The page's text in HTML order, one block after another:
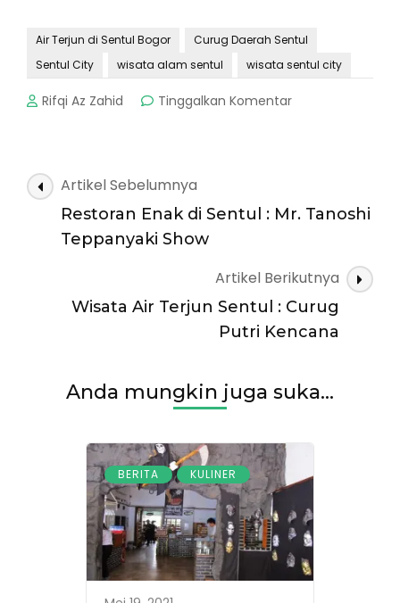
Air Terjun di Sentul Bogor
Curug Daerah Sentul
Sentul City
wisata alam sentul wisata sentul city
Rifqi Az Zahid Tinggalkan Komentarpada
Cantiknya
Navigasi
Artikel
Artikel Sebelumnya
Restoran Enak di Sentul : Mr. Tanoshi
Teppanyaki Show
Artikel Berikutnya
Wisata Air Terjun Sentul : Curug
Putri Kencana
Anda mungkin juga suka...
BERITA , KULINER